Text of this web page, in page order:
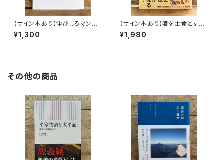
【サイン本あり】伸びしろマンが
ゆく！
¥1,300
【サイン本あり】酒を主食とする
人々 エチオピアの科学的秘境
を旅する
¥1,980
その他の商品